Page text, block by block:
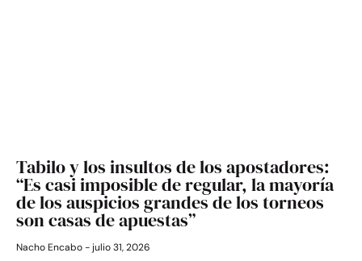
Tabilo y los insultos de los apostadores:
“Es casi imposible de regular, la mayoría
de los auspicios grandes de los torneos
son casas de apuestas”
Nacho Encabo julio 31, 2026